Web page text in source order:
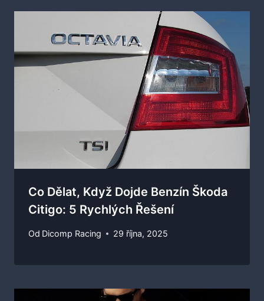
Co Dělat, Když Dojde Benzín Škoda
Citigo: 5 Rychlých Řešení
Od Dicomp Racing 29 října, 2025